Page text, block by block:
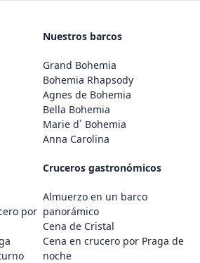
Nuestros barcos
Grand Bohemia
Bohemia Rhapsody
Agnes de Bohemia
Bella Bohemia
Marie d´ Bohemia
Anna Carolina
por
Cruceros gastronómicos
Almuerzo en un barco
panorámico
Cena de Cristal
Cena en crucero por Praga de
noche